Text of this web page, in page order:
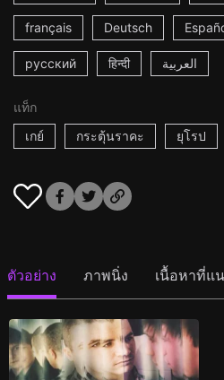
français Deutsch
русский हिन्दी العربية
แท็ก
เกย์
กระตุ้นราคะ ยุโรป
ตัวอย่าง ภาพนิ่ง เนื้อหาที่แ